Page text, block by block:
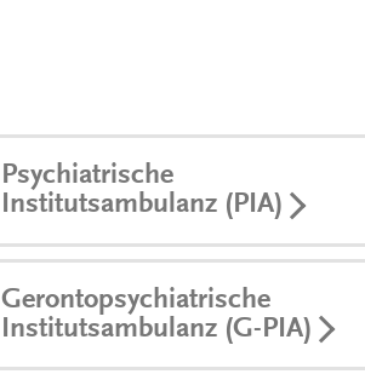
Psychiatrische
Institutsambulanz (PIA)
Gerontopsychiatrische
Institutsambulanz (G-PIA)